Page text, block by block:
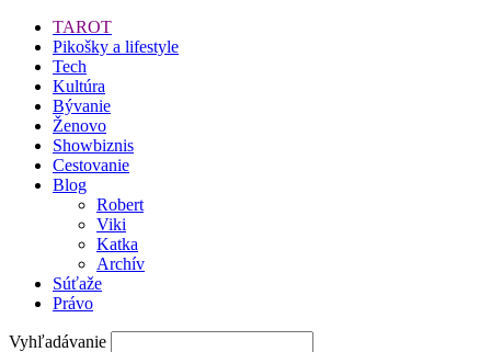
TAROT
Pikošky a lifestyle
Tech
Kultúra
Bývanie
Ženovo
Showbiznis
Cestovanie
Blog
Robert
Viki
Katka
Archív
Súťaže
Právo
Vyhľadávanie